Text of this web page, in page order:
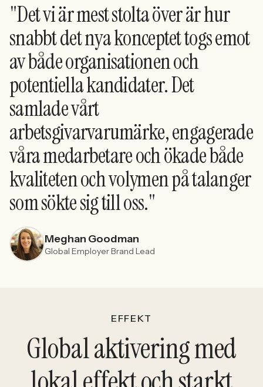
"Det vi är mest stolta över är hur
snabbt det nya konceptet togs emot
av både organisationen och
potentiella kandidater. Det
samlade vårt
arbetsgivarvarumärke, engagerade
våra medarbetare och ökade både
kvaliteten och volymen på talanger
som sökte sig till oss."
Meghan Goodman
Global Employer Brand Lead
EFFEKT
Global aktivering med